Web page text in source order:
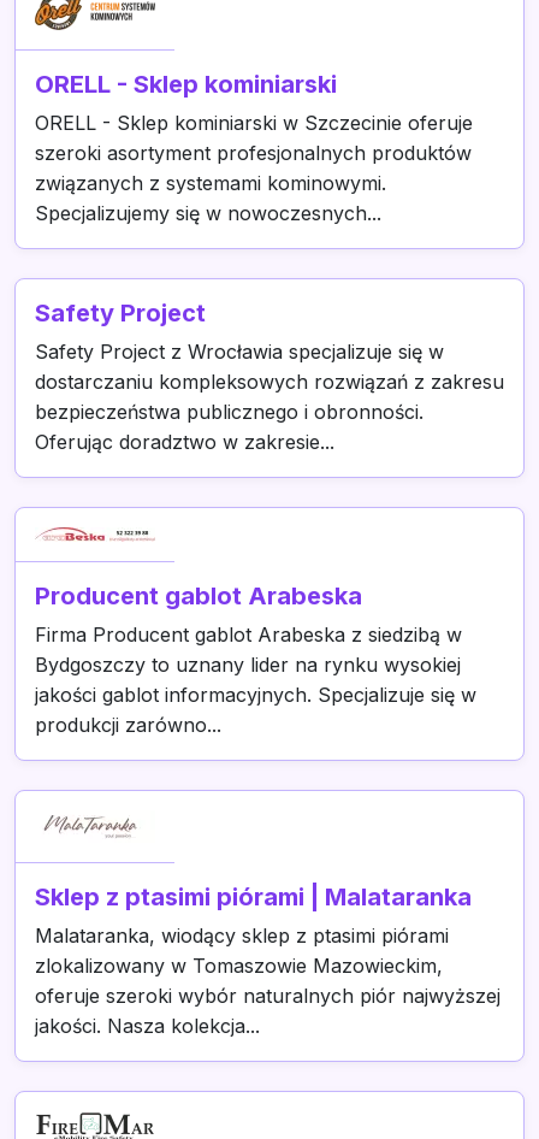
ORELL - Sklep kominiarski
ORELL - Sklep kominiarski w Szczecinie oferuje
szeroki asortyment profesjonalnych produktów
związanych z systemami kominowymi.
Specjalizujemy się w nowoczesnych...
Safety Project
Safety Project z Wrocławia specjalizuje się w
dostarczaniu kompleksowych rozwiązań z zakresu
bezpieczeństwa publicznego i obronności.
Oferując doradztwo w zakresie...
Producent gablot Arabeska
Firma Producent gablot Arabeska z siedzibą w
Bydgoszczy to uznany lider na rynku wysokiej
jakości gablot informacyjnych. Specjalizuje się w
produkcji zarówno...
Sklep z ptasimi piórami | Malataranka
Malataranka, wiodący sklep z ptasimi piórami
zlokalizowany w Tomaszowie Mazowieckim,
oferuje szeroki wybór naturalnych piór najwyższej
jakości. Nasza kolekcja...